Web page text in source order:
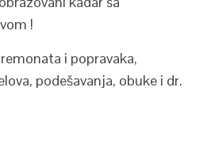
!
i popravaka,
podešavanja, obuke i dr.